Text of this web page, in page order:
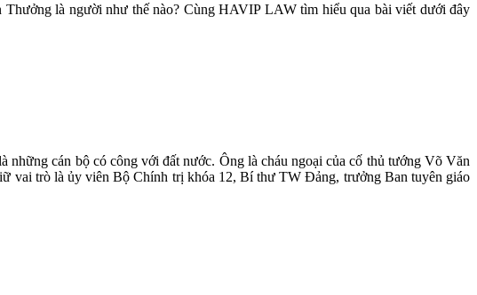
là người như thế nào? Cùng HAVIP LAW tìm hiểu qua bài viết dưới đây
cán bộ có công với đất nước. Ông là cháu ngoại của cố thủ tướng Võ Văn
vai trò là ủy viên Bộ Chính trị khóa 12, Bí thư TW Đảng, trưởng Ban tuyên giáo